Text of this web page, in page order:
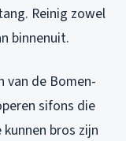
Reinig zowel
binnenuit.
van de Bomen-
sifons die
bros zijn